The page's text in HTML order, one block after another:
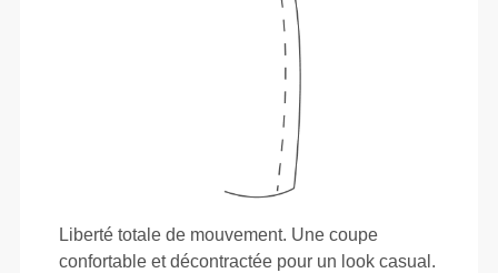
Liberté totale de mouvement. Une coupe
confortable et décontractée pour un look casual.